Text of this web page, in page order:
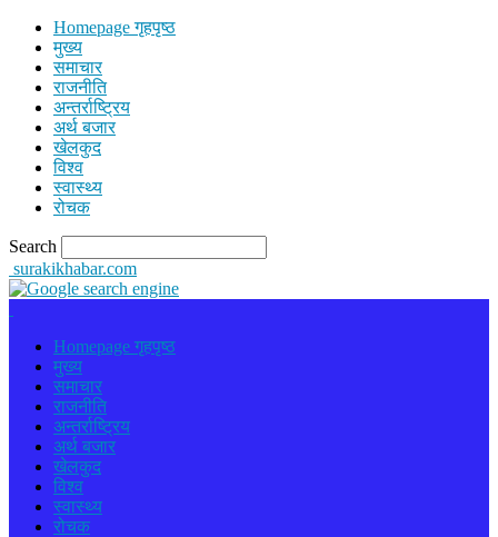
Homepage गृहपृष्ठ
मुख्य
समाचार
राजनीति
अन्तर्राष्ट्रिय
अर्थ बजार
खेलकुद
विश्व
स्वास्थ्य
रोचक
Search
surakikhabar.com
Homepage गृहपृष्ठ
मुख्य
समाचार
राजनीति
अन्तर्राष्ट्रिय
अर्थ बजार
खेलकुद
विश्व
स्वास्थ्य
रोचक